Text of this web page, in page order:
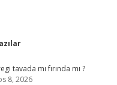
tavada mı fırında mı ?
8, 2026
casino giriş